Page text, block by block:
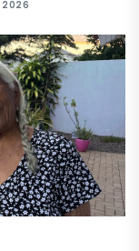
2026